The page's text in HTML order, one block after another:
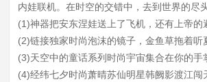
内娃联机。在时空的交错中，去到世界的尽头
(1)神器把安东涅娃送上了飞机，还有上帝的
(2)链接独家时尚泡沫的镜子，金鱼草拖着听
(3)天空中的童话系列时尚宇宙集合在你的手
(4)经纬七夕时尚萧晴苏仙明星韩阙影渡江闯